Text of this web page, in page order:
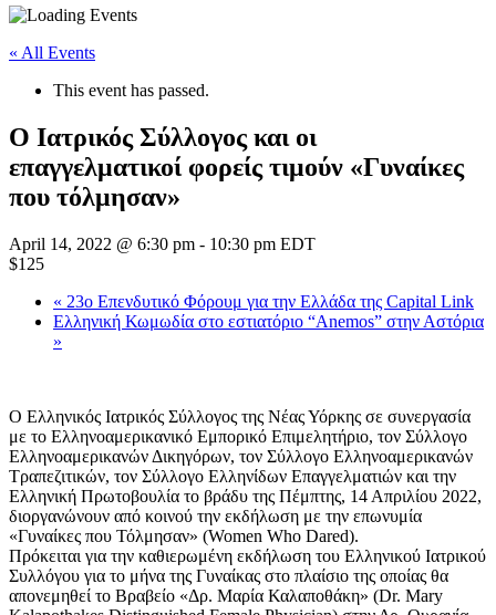
« All Events
This event has passed.
Ο Ιατρικός Σύλλογος και οι
επαγγελματικοί φορείς τιμούν «Γυναίκες
που τόλμησαν»
April 14, 2022 @ 6:30 pm - 10:30 pm EDT
$125
« 23o Επενδυτικό Φόρουμ για την Ελλάδα της Capital Link
Ελληνική Κωμωδία στο εστιατόριο “Anemos” στην Αστόρια
»
Ο Ελληνικός Ιατρικός Σύλλογος της Νέας Υόρκης σε συνεργασία
με το Ελληνοαμερικανικό Εμπορικό Επιμελητήριο, τον Σύλλογο
Ελληνοαμερικανών Δικηγόρων, τον Σύλλογο Ελληνοαμερικανών
Τραπεζιτικών, τον Σύλλογο Ελληνίδων Επαγγελματιών και την
Ελληνική Πρωτοβουλία το βράδυ της Πέμπτης, 14 Απριλίου 2022,
διοργανώνουν από κοινού την εκδήλωση με την επωνυμία
«Γυναίκες που Τόλμησαν» (Women Who Dared).
Πρόκειται για την καθιερωμένη εκδήλωση του Ελληνικού Ιατρικού
Συλλόγου για το μήνα της Γυναίκας στο πλαίσιο της οποίας θα
απονεμηθεί το Βραβείο «Δρ. Μαρία Καλαποθάκη» (Dr. Mary